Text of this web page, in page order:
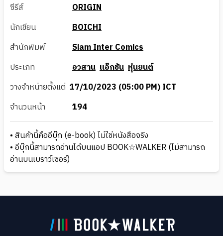
ซีรีส์
ORIGIN
นักเขียน
BOICHI
สำนักพิมพ์
Siam Inter Comics
ประเภท
อวสาน แอ็กชัน หุ่นยนต์
วางจำหน่ายตั้งแต่ 17/10/2023 (05:00 PM) ICT
จำนวนหน้า
194
• สินค้านี้คืออีบุ๊ก (e-book) ไม่ใช่หนังสือจริง
• อีบุ๊กนี้สามารถอ่านได้บนแอป BOOK☆WALKER (ไม่สามารถ
อ่านบนเบราว์เซอร์)